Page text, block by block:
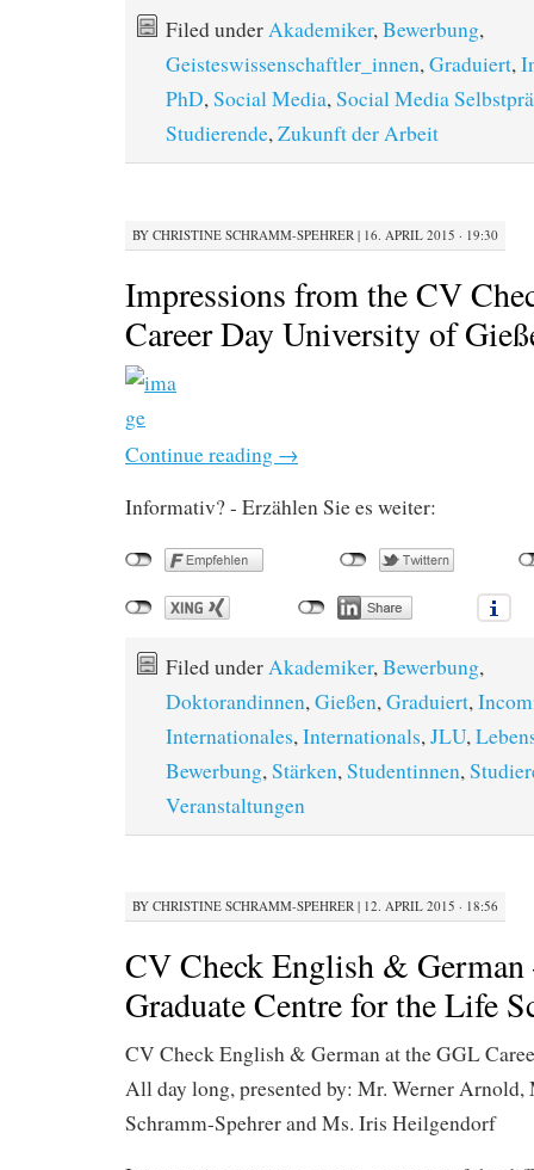
Filed underAkademiker,Bewerbung,
Geisteswissenschaftler_innen,Graduiert,
PhD,Social Media,Social Media
Studierende,Zukunft der Arbeit
BY CHRISTINE SCHRAMM-SPEHRER | 16. APRIL 2015 · 19:30
Impressions from the CV
Career Day University of
Continue reading →
Informativ? - Erzählen Sie es weiter:
Filed under Akademiker, Bewerbung,
Doktorandinnen, Gießen, Graduiert,
Internationales, Internationals, JLU,
Bewerbung, Stärken, Studentinnen,
Veranstaltungen
BY CHRISTINE SCHRAMM-SPEHRER | 12. APRIL 2015 · 18:56
CV Check English &
Graduate Centre for the Life
CV Check English & German at the GGL
All day long, presented by: Mr. Werner Arnold,
Schramm-Spehrer and Ms. Iris Heilgendorf